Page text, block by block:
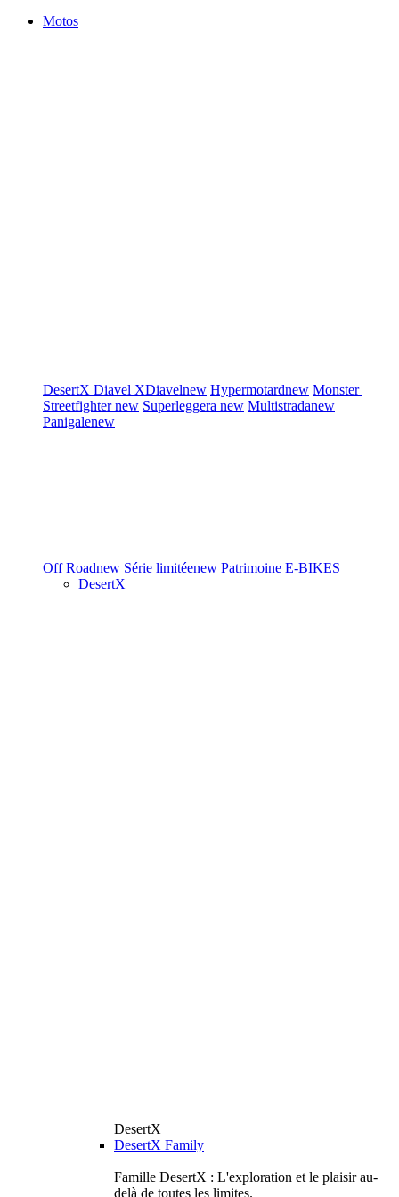
Motos
DesertX Diavel XDiavelnew Hypermotardnew Monster
Streetfighternew Superleggera new Multistradanew
Panigalenew
Off Roadnew Série limitéenew Patrimoine E-BIKES
DesertX
DesertX
DesertX Family
Famille DesertX : L'exploration et le plaisir au-
delà de toutes les limites.